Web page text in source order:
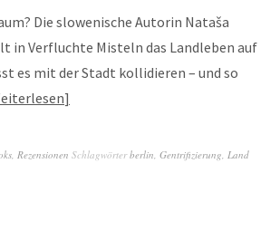
Die slowenische Autorin Nataša
in Verfluchte Misteln das Landleben auf
es mit der Stadt kollidieren – und so
, Rezensionen Schlagwörterberlin, Gentrifizierung, Land